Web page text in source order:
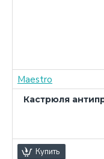
Maestro
Кастрюля
Купить